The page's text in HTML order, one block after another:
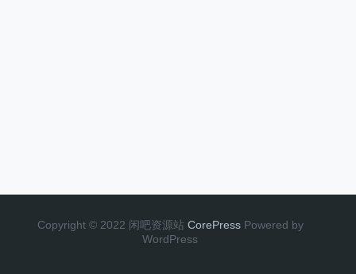
Copyright © 2022 闲吧资源站 CorePress Powered by
WordPress